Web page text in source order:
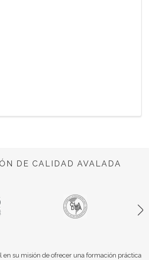
DE CALIDAD AVALADA
en su misión de ofrecer una formación práctica